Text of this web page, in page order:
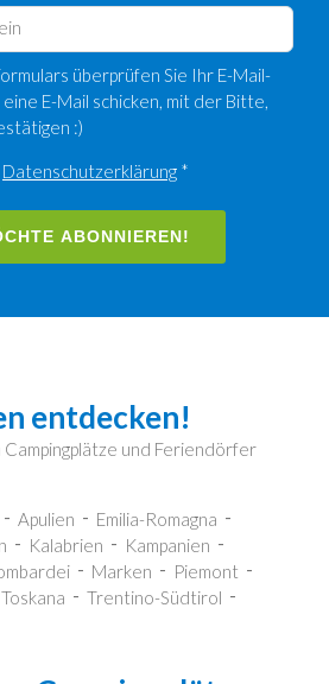
überprüfen Sie Ihr E-Mail-
E-Mail schicken, mit der Bitte,
:)
Datenschutzerklärung *
ABONNIEREN!
entdecken!
und Feriendörfer
Apulien
Emilia-Romagna
Kalabrien
Kampanien
Marken
Piemont
Toskana
Trentino-Südtirol